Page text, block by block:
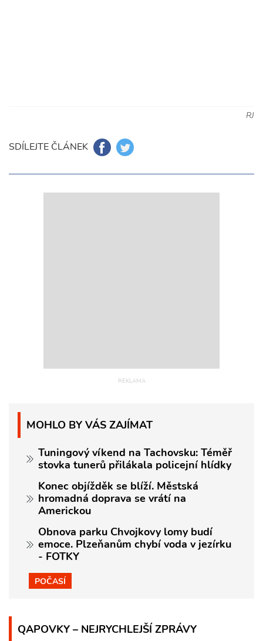
RJ
SDÍLEJTE ČLÁNEK
MOHLO BY VÁS ZAJÍMAT
Tuningový víkend na Tachovsku: Téměř
stovka tunerů přilákala policejní hlídky
Konec objížděk se blíží. Městská
hromadná doprava se vrátí na
Americkou
Obnova parku Chvojkovy lomy budí
emoce. Plzeňanům chybí voda v jezírku
- FOTKY
POČASÍ
QAPOVKY – NEJRYCHLEJŠÍ ZPRÁVY